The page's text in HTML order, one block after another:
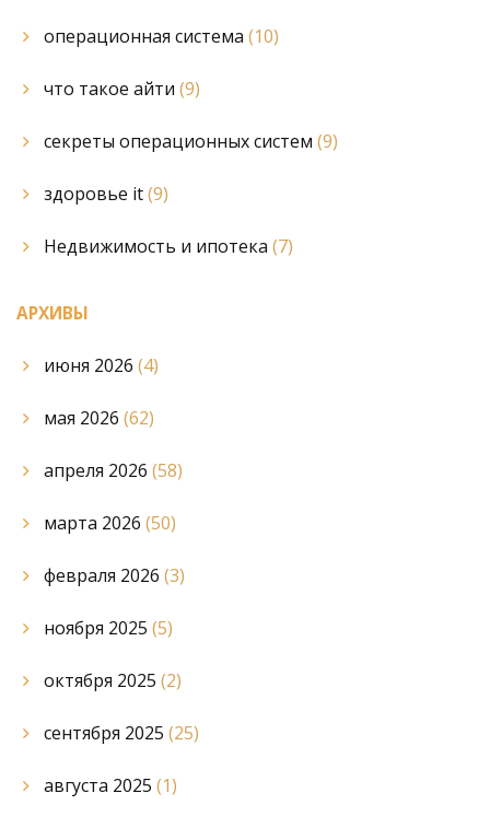
операционная система (10)
что такое айти (9)
секреты операционных систем (9)
здоровье it(9)
Недвижимость и ипотека (7)
АРХИВЫ
июня 2026 (4)
мая 2026 (62)
апреля 2026 (58)
марта 2026 (50)
февраля 2026 (3)
ноября 2025 (5)
октября 2025 (2)
сентября 2025 (25)
августа 2025 (1)